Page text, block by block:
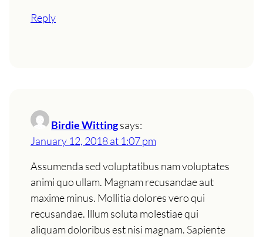
Reply
Birdie Wittingsays:
January 12, 2018 at 1:07 pm
Assumenda sed voluptatibus nam voluptates
animi quo ullam. Magnam recusandae aut
maxime minus. Mollitia dolores vero qui
recusandae. Illum soluta molestiae qui
aliquam doloribus est nisi magnam. Sapiente